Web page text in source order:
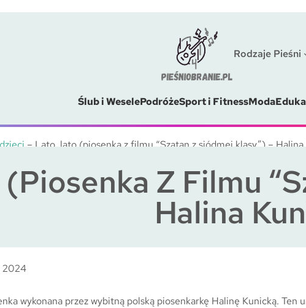
Rodzaje Pieśni
Ślub i WeselePodróżeSport i FitnessModa
–Lato, lato (piosenka z filmu “Szatan z siódmej klasy”) –
Z Filmu
Halina
2024
wykonana przez wybitną polską piosenkarkę Halinę Kunicką. Ten